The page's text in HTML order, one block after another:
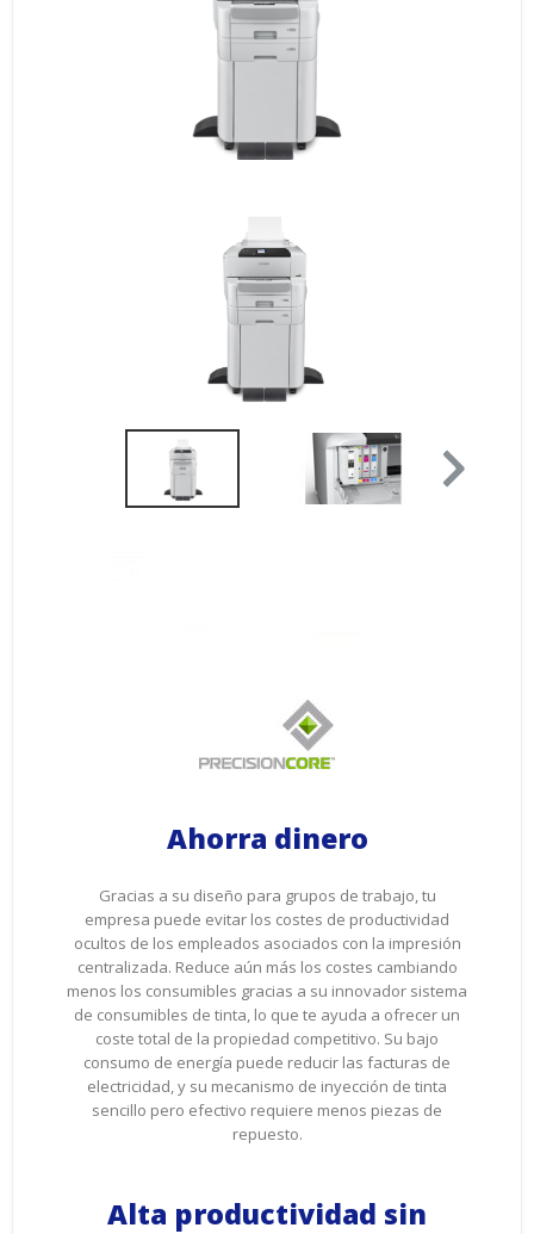
Ahorra dinero
Gracias a su diseño para grupos de trabajo, tu
empresa puede evitar los costes de productividad
ocultos de los empleados asociados con la impresión
centralizada. Reduce aún más los costes cambiando
menos los consumibles gracias a su innovador sistema
de consumibles de tinta, lo que te ayuda a ofrecer un
coste total de la propiedad competitivo. Su bajo
consumo de energía puede reducir las facturas de
electricidad, y su mecanismo de inyección de tinta
sencillo pero efectivo requiere menos piezas de
repuesto.
Alta productividad sin